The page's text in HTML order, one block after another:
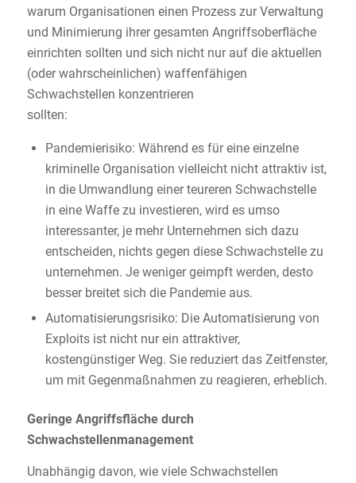
warum Organisationen einen Prozess zur Verwaltung
und Minimierung ihrer gesamten Angriffsoberfläche
einrichten sollten und sich nicht nur auf die aktuellen
(oder wahrscheinlichen) waffenfähigen
Schwachstellen konzentrieren
sollten:
Pandemierisiko: Während es für eine einzelne
kriminelle Organisation vielleicht nicht attraktiv ist,
in die Umwandlung einer teureren Schwachstelle
in eine Waffe zu investieren, wird es umso
interessanter, je mehr Unternehmen sich dazu
entscheiden, nichts gegen diese Schwachstelle zu
unternehmen. Je weniger geimpft werden, desto
besser breitet sich die Pandemie aus.
Automatisierungsrisiko: Die Automatisierung von
Exploits ist nicht nur ein attraktiver,
kostengünstiger Weg. Sie reduziert das Zeitfenster,
um mit Gegenmaßnahmen zu reagieren, erheblich.
Geringe Angriffsfläche durch
Schwachstellenmanagement
Unabhängig davon, wie viele Schwachstellen